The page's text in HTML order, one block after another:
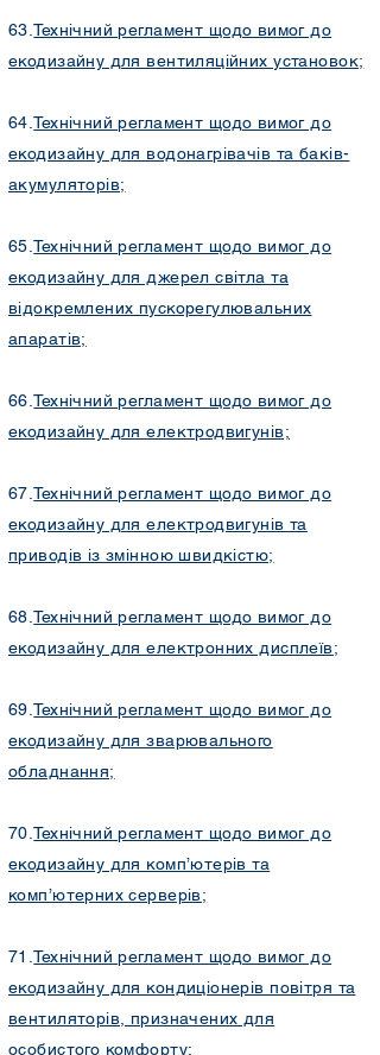
63.Технічний регламент щодо вимог до
екодизайну для вентиляційних установок;
64.Технічний регламент щодо вимог до
екодизайну для водонагрівачів та баків-
акумуляторів;
65.Технічний регламент щодо вимог до
екодизайну для джерел світла та
відокремлених пускорегулювальних
апаратів;
66.Технічний регламент щодо вимог до
екодизайну для електродвигунів;
67.Технічний регламент щодо вимог до
екодизайну для електродвигунів та
приводів із змінною швидкістю;
68.Технічний регламент щодо вимог до
екодизайну для електронних дисплеїв;
69.Технічний регламент щодо вимог до
екодизайну для зварювального
обладнання;
70.Технічний регламент щодо вимог до
екодизайну для комп’ютерів та
комп’ютерних серверів;
71.Технічний регламент щодо вимог до
екодизайну для кондиціонерів повітря та
вентиляторів, призначених для
особистого комфорту;